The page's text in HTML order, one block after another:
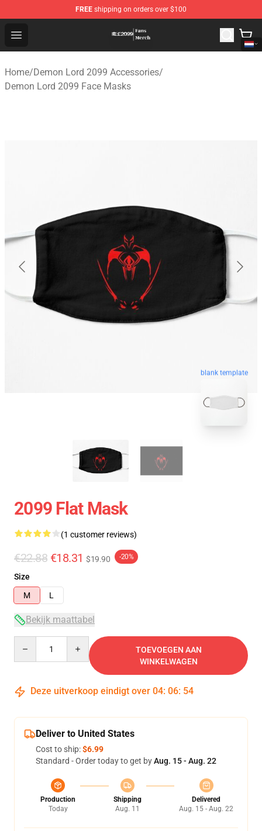
FREE shipping on orders over $100
Open menu
Demon Lord 2099 Store - Official Demon Lord 2099
Home/Demon Lord 2099 Accessories/
Demon Lord 2099 Face Masks
blank template
2099 Flat Mask
(1 customer reviews)
€22.88 €18.31 $19.90 -20%
Size
M
L
Bekijk maattabel
TOEVOEGEN AAN
WINKELWAGEN
Deze uitverkoop eindigt over 04: 06: 54
Deliver to United States
Cost to ship:$6.99
Standard - Order today to get byAug. 15 - Aug. 22
Production
Today
Shipping
Aug. 11
Delivered
Aug. 15 - Aug. 22